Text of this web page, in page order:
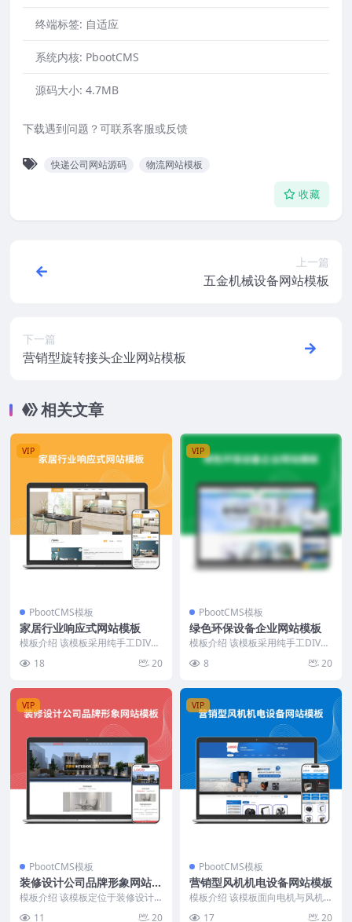
终端标签: 自适应
系统内核: PbootCMS
源码大小: 4.7MB
下载遇到问题？可联系客服或反馈
快递公司网站源码 物流网站模板
收藏
上一篇
五金机械设备网站模板
下一篇
营销型旋转接头企业网站模板
相关文章
VIP
PbootCMS模板
家居行业响应式网站模板
模板介绍 该模板采用纯手工DIV+C
快。整体设计...
18 20
VIP
PbootCMS模板
绿色环保设备企业网站模板
模板介绍 该模板采用纯手工DIV+C
面加载速度快...
8 20
VIP
PbootCMS模板
装修设计公司品牌形象网站模
板
模板介绍 该模板定位于装修设计
11 20
VIP
PbootCMS模板
营销型风机机电设备网站模板
模板介绍 该模板面向电机与风机
17 20